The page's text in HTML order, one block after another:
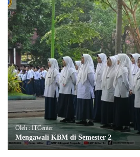
Oleh : ITCenter
Mengawali KBM di Semester 2